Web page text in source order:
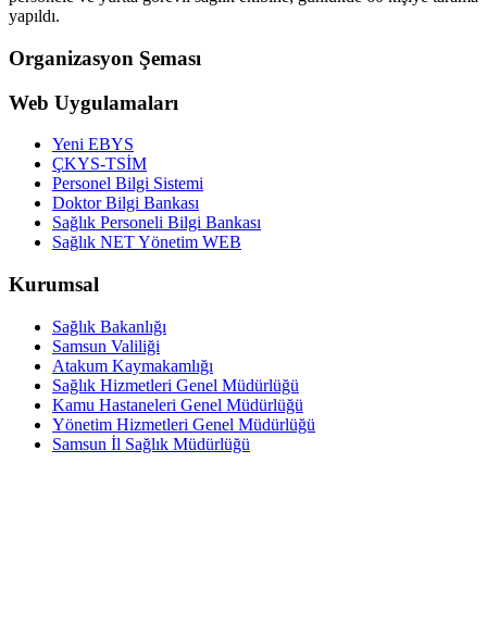
yapıldı.
Organizasyon Şeması
Web Uygulamaları
Yeni EBYS
ÇKYS-TSİM
Personel Bilgi Sistemi
Doktor Bilgi Bankası
Sağlık Personeli Bilgi Bankası
Sağlık NET Yönetim WEB
Kurumsal
Sağlık Bakanlığı
Samsun Valiliği
Atakum Kaymakamlığı
Sağlık Hizmetleri Genel Müdürlüğü
Kamu Hastaneleri Genel Müdürlüğü
Yönetim Hizmetleri Genel Müdürlüğü
Samsun İl Sağlık Müdürlüğü